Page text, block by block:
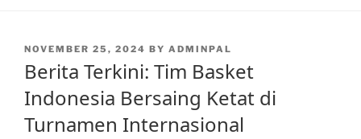
POSTED
NOVEMBER 25, 2024 BY ADMINPAL
Berita Terkini: Tim Basket
Indonesia Bersaing Ketat di
Turnamen Internasional